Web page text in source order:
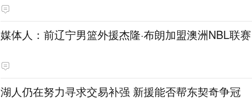
媒体人：前辽宁男篮外援杰隆·布朗加盟澳洲NBL联赛
湖人仍在努力寻求交易补强 新援能否帮东契奇争冠